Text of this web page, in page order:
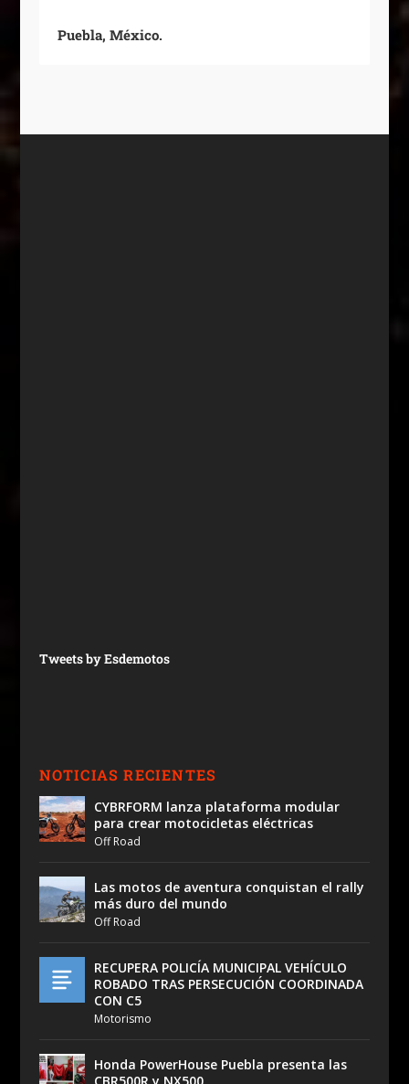
Puebla, México.
Tweets by Esdemotos
NOTICIAS RECIENTES
CYBRFORM lanza plataforma modular
para crear motocicletas eléctricas
Off Road
Las motos de aventura conquistan el rally
más duro del mundo
Off Road
RECUPERA POLICÍA MUNICIPAL VEHÍCULO
ROBADO TRAS PERSECUCIÓN COORDINADA
CON C5
Motorismo
Honda PowerHouse Puebla presenta las
CBR500R y NX500